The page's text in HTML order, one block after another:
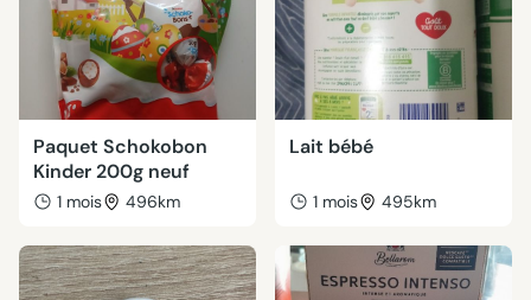
Paquet Schokobon
Kinder 200g neuf
1 mois 496km
Lait bébé
1 mois 495km